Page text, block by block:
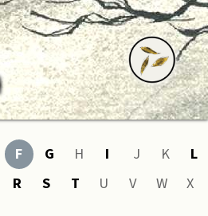
F G H I J K
L
R S T U V W
X